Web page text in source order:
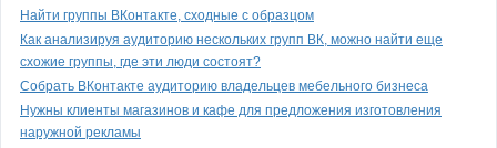
Найти группы ВКонтакте, сходные с образцом
Как анализируя аудиторию нескольких групп ВК, можно найти еще
схожие группы, где эти люди состоят?
Собрать ВКонтакте аудиторию владельцев мебельного бизнеса
Нужны клиенты магазинов и кафе для предложения изготовления
наружной рекламы